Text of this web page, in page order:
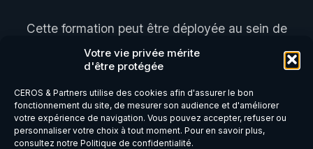
Votre vie privée mérite
d'être protégée
CEROS & Partners utilise des cookies afin d'assurer le bon
fonctionnement du site, de mesurer son audience et d'améliorer
votre expérience de navigation. Vous pouvez accepter, refuser ou
personnaliser votre choix à tout moment. Pour en savoir plus,
consultez notre Politique de confidentialité.
Cette formation peut être déployée au sein de
votre organisation et adaptée à vos enjeux, à
votre contexte et aux objectifs de
développement de vos équipes. Échangeons
sur vos besoins et construisons ensemble un
dispositif de formation pertinent et